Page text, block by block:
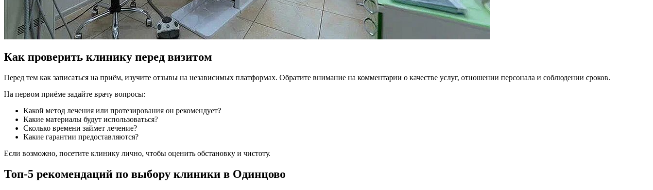
Как проверить клинику перед визитом
Перед тем как записаться на приём, изучите отзывы на независимых платформах. Обратите внимание на комментарии о качестве услуг, отношении персонала и соблюдении сроков.
На первом приёме задайте врачу вопросы:
Какой метод лечения или протезирования он рекомендует?
Какие материалы будут использоваться?
Сколько времени займет лечение?
Какие гарантии предоставляются?
Если возможно, посетите клинику лично, чтобы оценить обстановку и чистоту.
Топ-5 рекомендаций по выбору клиники в Одинцово